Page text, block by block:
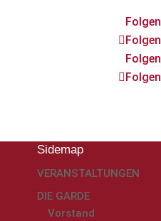
Folgen
Folgen
Folgen
Folgen
Sidemap
VERANSTALTUNGEN
DIE GARDE
Vorstand